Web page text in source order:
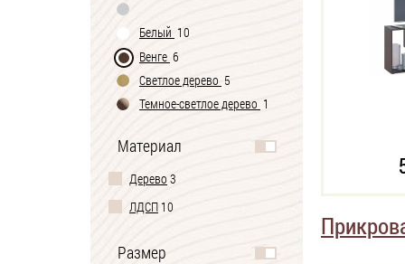
Белый 10
Венге 6
Светлое дерево 5
Темное-cветлое дерево 1
Материал
Дерево 3
ЛДСП 10
Размер